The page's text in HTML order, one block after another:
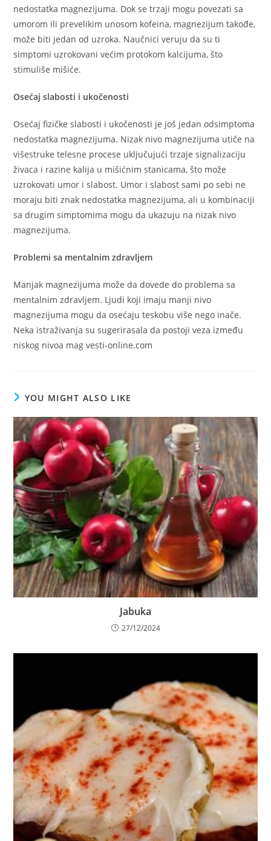
nedostatka magnezijuma. Dok se trzaji mogu povezati sa
umorom ili prevelikim unosom kofeina, magnezijum takođe,
može biti jedan od uzroka. Naučnici veruju da su ti
simptomi uzrokovani većim protokom kalcijuma, što
stimuliše mišiće.
Osećaj slabosti i ukočenosti
Osećaj fizičke slabosti i ukočenosti je još jedan odsimptoma
nedostatka magnezijuma. Nizak nivo magnezijuma utiče na
višestruke telesne procese uključujući trzaje signalizaciju
živaca i razine kalija u mišićnim stanicama, što može
uzrokovati umor i slabost. Umor i slabost sami po sebi ne
moraju biti znak nedostatka magnezijuma, ali u kombinaciji
sa drugim simptomima mogu da ukazuju na nizak nivo
magnezijuma.
Problemi sa mentalnim zdravljem
Manjak magnezijuma može da dovede do problema sa
mentalnim zdravljem. Ljudi koji imaju manji nivo
magnezijuma mogu da osećaju teskobu više nego inače.
Neka istraživanja su sugerirasala da postoji veza između
niskog nivoa mag vesti-online.com
YOU MIGHT ALSO LIKE
Jabuka
27/12/2024